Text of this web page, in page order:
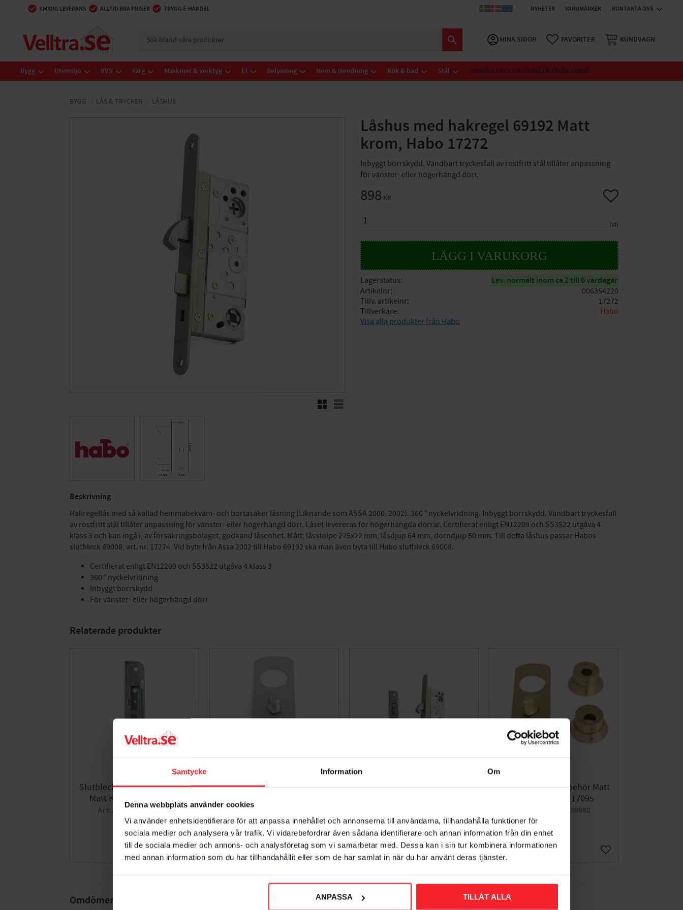
Samtycke Information Om
Denna webbplats använder cookies
Vi använder enhetsidentifierare för att anpassa innehållet och annonserna till användarna, tillhandahålla funktioner för
sociala medier och analysera vår trafik. Vi vidarebefordrar även sådana identifierare och annan information från din enhet
till de sociala medier och annons- och analysföretag som vi samarbetar med. Dessa kan i sin tur kombinera informationen
med annan information som du har tillhandahållit eller som de har samlat in när du har använt deras tjänster.
ANPASSA TILLÅT ALLA
SMIDIG LEVERANS ALLTID BRA PRISER TRYGG E-HANDEL NYHETER VARUMÄRKEN KONTAKTA OSS
MINA SIDOR FAVORITER KUNDVAGN
Bygg Utemiljö VVS Färg Maskiner & verktyg El Belysning Hem & inredning Kök & bad Stål KAMPANJ GOLV & PANELER FROM 169KR
BYGG LÅS & TRYCKEN LÅSHUS
Låshus med hakregel 69192 Matt
krom, Habo 17272
Inbyggt borrskydd. Vändbart tryckesfall av rostfritt stål tillåter anpassning
för vänster- eller högerhängd dörr.
Rutnätsvy
Listvy
898 KR
st
Lägg till i favoriter
Lagerstatus Lev. normalt inom ca 2 till 6 vardagar
Artikelnr
006354220
Tillv. artikelnr
17272
Tillverkare
Habo
Visa alla produkter från Habo
Beskrivning
Hakregellås med så kallad hemmabekväm- och bortasäker låsning (Liknande som ASSA 2000, 2002). 360 ° nyckelvridning. Inbyggt borrskydd. Vändbart tryckesfall
av rostfritt stål tillåter anpassning för vänster- eller högerhängd dörr. Låset levereras för högerhängda dörrar. Certifierat enligt EN12209 och SS3522 utgåva 4
klass 3 och kan ingå i, av försäkringsbolaget, godkänd låsenhet. Mått: låsstolpe 225x22 mm, låsdjup 64 mm, dorndjup 50 mm. Till detta låshus passar Habos
slutbleck 69008, art. nr. 17274. Vid byte från Assa 2002 till Habo 69192 ska man även byta till Habo slutbleck 69008.
Certifierat enligt EN12209 och SS3522 utgåva 4 klass 3
360 ° nyckelvridning
Inbyggt borrskydd
För vänster- eller högerhängd dörr
Omdömen
Relaterade produkter
Slutbleck för Hakregel 69008
Matt Krom, Habo 17274
006354221
168KR
Lägg till i favoriter
Vredskylt 215x60mm Habo
Lägg till i favoriter
Låshus Med Hakregel
007297278
980 KR
Lägg till i favoriter
Vredskylt/Cylinderbehör Matt
Mässing, Habo 17095
006239502
Lägg till i favoriter